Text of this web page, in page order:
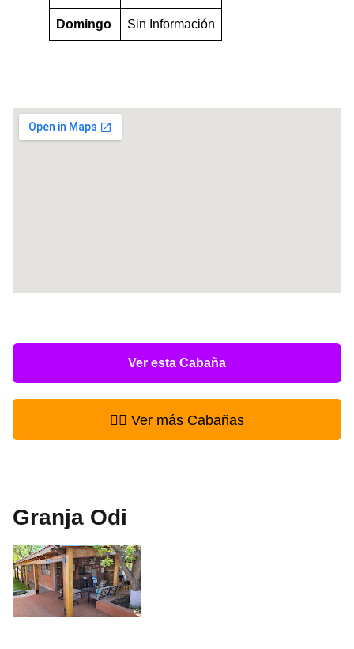
Domingo Sin Información
Ver esta Cabaña
👉🏻 Ver más Cabañas
Granja Odi